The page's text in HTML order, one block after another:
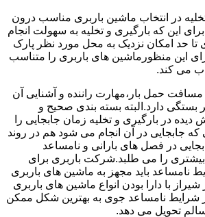
در انتخاب ماشین باربری مناسب درون
این که بارگیری و تخلیه به سهولت انجام
تا حد امکان نزدیک به محل مورد نظر پارک
این منظورماشین های باربری را متناسب
می کند.
حمل بار،مهارت راننده و آشنایی آن
دارد.البته بسته بندی صحیح و
دیده در بارگیری و تخلیه زمان جابجایی را
جابجایی در آن انجام می شود هم در روند
در فصل های بارانی و نامساعد
را می طلبد.شرکت باربری برای
نامساعد باید مجهز به ماشین های باربری
با دارا بودن انواع ماشین های باربری
نامساعد جوی به بهترین شکل ممکن
تحویل می دهد.